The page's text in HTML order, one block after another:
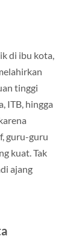
di ibu kota,
tinggi
ITB, hingga
guru-guru
kuat. Tak
ajang